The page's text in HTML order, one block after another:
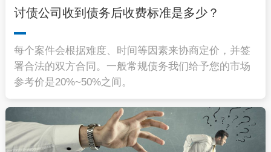
讨债公司收到债务后收费标准是多少？
每个案件会根据难度、时间等因素来协商定价，并签
署合法的双方合同。一般常规债务我们给予您的市场
参考价是20%~50%之间。